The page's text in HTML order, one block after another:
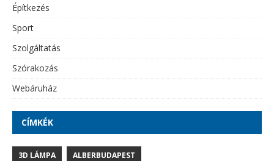
Építkezés
Sport
Szolgáltatás
Szórakozás
Webáruház
CÍMKÉK
3D LÁMPA ALBERBUDAPEST